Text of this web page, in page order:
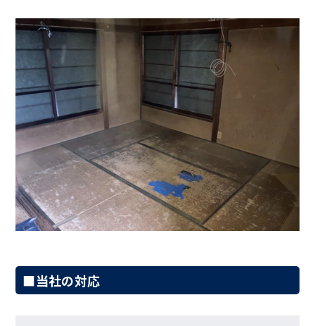
■当社の対応